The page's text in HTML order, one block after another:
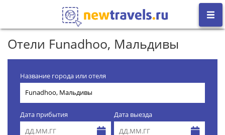
Отели Funadhoo, Мальдивы
Название города или отеля
Дата прибытия Дата выезда